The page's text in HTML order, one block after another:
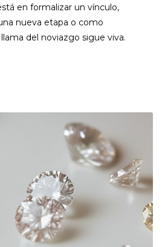
en formalizar un vínculo,
nueva etapa o como
del noviazgo sigue viva.